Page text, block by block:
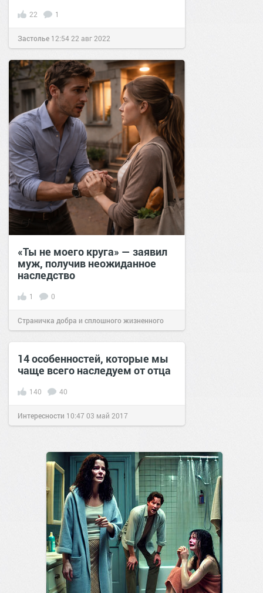
22 1
Застолье 12:54 22 авг 2022
«Ты не моего круга» — заявил
муж, получив неожиданное
наследство
1 0
Страничка добра и сплошного жизненного
позитива!20:5802 фев 2026
14 особенностей, которые мы
чаще всего наследуем от отца
140 40
Интересности 10:47 03 май 2017